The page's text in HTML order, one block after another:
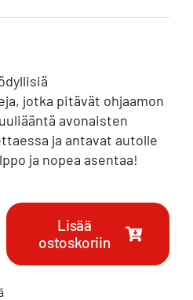
jotka pitävät ohjaamon
avonaisten
ja antavat autolle
ja nopea asentaa!
Lisää
ostoskoriin